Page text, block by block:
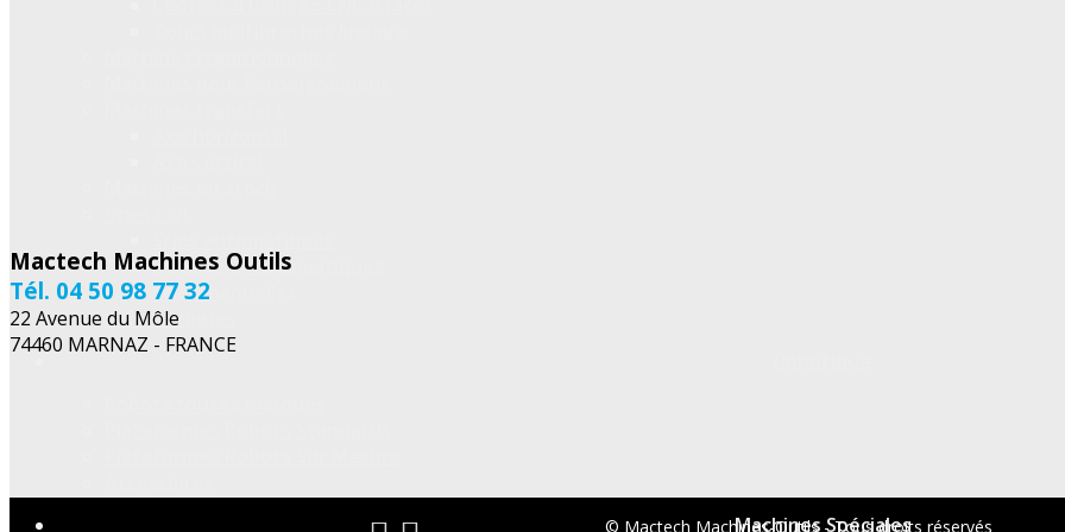
Scies semi-automatiques
Scies manuelles
Périphériques
Machines Spéciales
Mactech Machines Outils
Tél. 04 50 98 77 32
22 Avenue du Môle
74460 MARNAZ - FRANCE
© Mactech Machines-Outils - Tous droits réservés